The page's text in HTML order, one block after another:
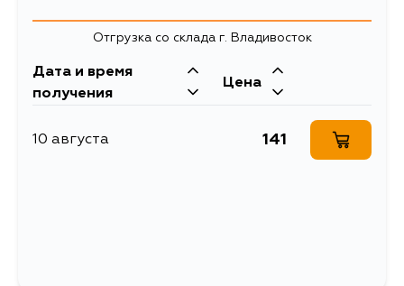
Отгрузка со склада г. Владивосток
Дата и время
получения
Цена
10 августа 141